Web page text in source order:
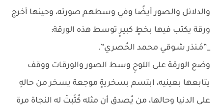
والدلائل والصور أيضًا وفي وسطهم صورته، وحينها أخرج
ورقة يكتب فيها بخطٍ كبيرٍ توسط هذه الورقة:
_”مُـنذر شـوقي محمد الحُصري”.
وضع الورقة على اللوحِ وسط الصور والورقات ووقف
يتابعها بعينيه، ابتسم بسخريةٍ موجعة يسخر من حالهِ
على الدنيا وحالها، من يُصدق أن مثله كُتُبتْ له النجاة مرة